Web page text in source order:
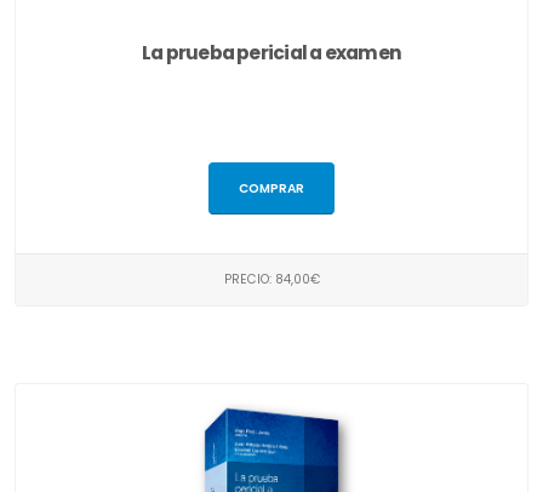
La prueba pericial a examen
COMPRAR
PRECIO: 84,00€